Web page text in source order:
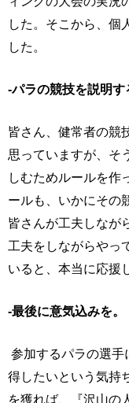
した。そこから、個
した。
-パラの競技を説明す
皆さん、健常者の競
思っていますが、そ
しむためルールを作
ールも、いかにその
皆さんが工夫しなが
工夫をしながらやっ
いると、本当に応援
-最後に意気込みを。
参加するパラの選手
得したいという気持
を獲れば、『沢山の